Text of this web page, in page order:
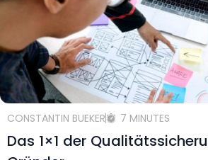
CONSTANTIN BUEKER 7 MINUTES
Das 1×1 der